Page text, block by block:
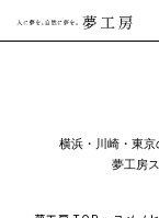
横浜・川崎・東
夢工房